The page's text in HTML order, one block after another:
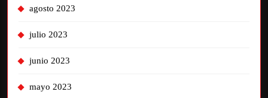
agosto 2023
julio 2023
junio 2023
mayo 2023